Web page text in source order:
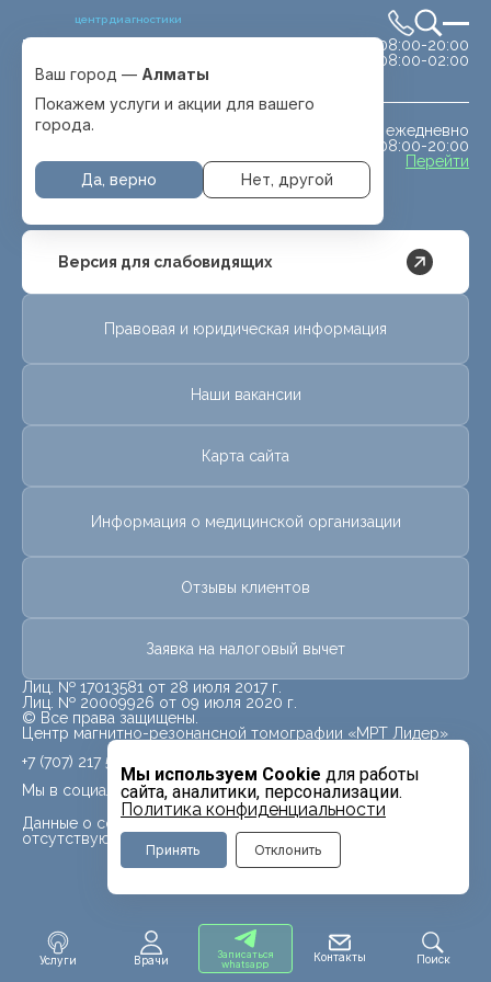
центр диагностики
Выбрать город
с. Отеген батыра
сб-вс 08:00-20:00
08:00-02:00
ежедневно
08:00-20:00
Перейти
Ваш город — Алматы
Покажем услуги и акции для вашего
города.
Да, верно Нет, другой
Услуги Врачи
Записаться
whatsapp
Контакты Поиск
Мы используем Cookie для работы
сайта, аналитики, персонализации.
Политика конфиденциальности
Принять Отклонить
Версия для слабовидящих
Правовая и юридическая информация
Наши вакансии
Карта сайта
Информация о медицинской организации
Отзывы клиентов
Заявка на налоговый вычет
Лиц. № 17013581 от 28 июля 2017 г.
Лиц. № 20009926 от 09 июля 2020 г.
© Все права защищены.
Центр магнитно-резонансной томографии «МРТ Лидер»
Мы в социальных сетях
Данные о социальных сетях для данного филиала
отсутствуют
+7 (707) 217 5840